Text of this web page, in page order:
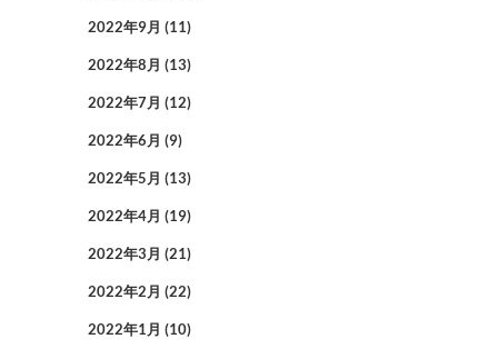
2022年9月 (11)
2022年8月 (13)
2022年7月 (12)
2022年6月 (9)
2022年5月 (13)
2022年4月 (19)
2022年3月 (21)
2022年2月 (22)
2022年1月 (10)